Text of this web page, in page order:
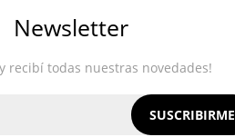
Newsletter
recibí todas nuestras novedades!
SUSCRIBIRME